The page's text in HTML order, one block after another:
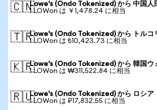
🇨🇳Lowe's (Ondo Tokenized) から 中国人
1 LOWon は ￥1,478.24 に相当
🇹🇷Lowe's (Ondo Tokenized) から トルコ
1 LOWon は ₺10,423.73 に相当
🇰🇷Lowe's (Ondo Tokenized) から 韓国ウ
1 LOWon は ₩311,522.84 に相当
🇷🇺Lowe's (Ondo Tokenized) から ロシア
1 LOWon は ₽17,832.55 に相当